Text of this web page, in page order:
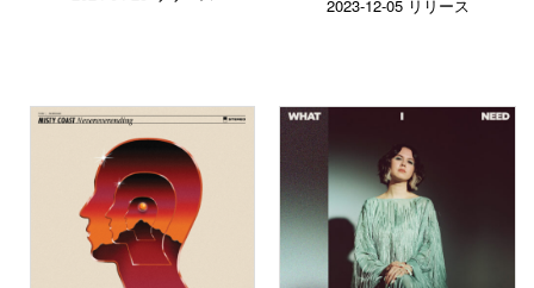
2023-12-05 リリース